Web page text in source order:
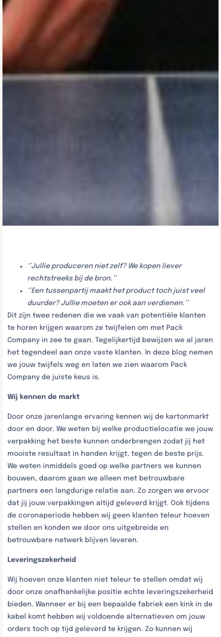
‘’Jullie produceren niet zelf? We kopen liever
rechtstreeks bij de bron.’’
‘’Een tussenpartij maakt het product toch juist veel
duurder? Jullie moeten er ook aan verdienen.’’
Dit zijn twee redenen die we vaak van potentiële klanten
te horen krijgen waarom ze twijfelen om met Pack
Company in zee te gaan. Tegelijkertijd bewijzen we al jaren
het tegendeel aan onze vaste klanten. In deze blog nemen
we jouw twijfels weg en laten we zien waarom Pack
Company de juiste keus is.
Wij kennen de markt
Door onze jarenlange ervaring kennen wij de kartonmarkt
door en door. We weten bij welke productielocatie we jouw
verpakking het beste kunnen onderbrengen zodat jij het
mooiste resultaat in handen krijgt, tegen de beste prijs.
We weten inmiddels goed op welke partners we kunnen
bouwen, daarom gaan we alleen met betrouwbare
partners een langdurige relatie aan. Zo zorgen we ervoor
dat jij jouw verpakkingen altijd geleverd krijgt. Ook tijdens
de coronaperiode hebben wij geen klanten teleur hoeven
stellen en konden we door ons uitgebreide en
betrouwbare netwerk blijven leveren.
Leveringszekerheid
Wij hoeven onze klanten niet teleur te stellen omdat wij
door onze onafhankelijke positie echte leveringszekerheid
bieden. Wanneer er bij een bepaalde fabriek een kink in de
kabel komt hebben wij voldoende alternatieven om jouw
orders toch op tijd geleverd te krijgen. Zo kunnen wij